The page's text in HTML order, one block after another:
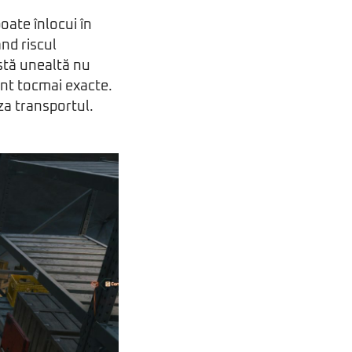
înlocui în
riscul
unealtă nu
tocmai exacte.
transportul.